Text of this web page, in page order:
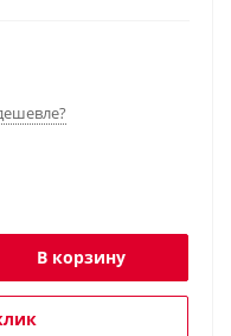
В корзину